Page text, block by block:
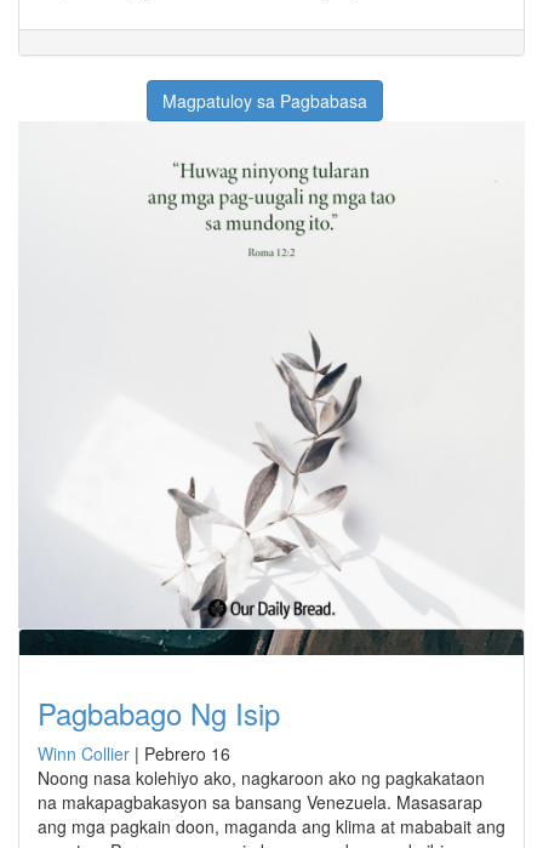
Magpatuloy sa Pagbabasa
Pagbabago Ng Isip
Winn Collier | Pebrero 16
Noong nasa kolehiyo ako, nagkaroon ako ng pagkakataon
na makapagbakasyon sa bansang Venezuela. Masasarap
ang mga pagkain doon, maganda ang klima at mababait ang